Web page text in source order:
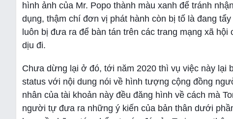
hình ảnh của Mr. Popo thành màu xanh để tránh
dụng, thậm chí đơn vị phát hành còn bị tố là đang tẩy
luôn bị đưa ra để bàn tán trên các trang mạng xã
dịu đi.
Chưa dừng lại ở đó, tới năm 2020 thì vụ việc này lại
status với nội dung nói về hình tượng cộng đồng
nhân của tài khoản này đều đăng hình về cách mà
người tự đưa ra những ý kiến của bản thân dưới